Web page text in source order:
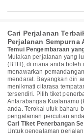
Cari Perjalanan
Perjalanan Sempurna
Temui Pengembaraan
Mulakan perjalanan yang
(BTH), di mana anda
menawarkan
mendarat. Bayangkan diri
menikmati citarasa
tersendiri. Pilih tiket
Antarabangsa Kualanamu
anda. Terokai ufuk baharu
pengalaman percutian
Cari Tiket Penerbangan
Untuk pengalaman